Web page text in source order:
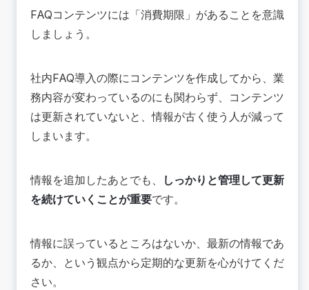
FAQコンテンツには「消費期限」があることを意識
しましょう。
社内FAQ導入の際にコンテンツを作成してから、業
務内容が変わっているのにも関わらず、コンテンツ
は更新されていないと、情報が古く使う人が減って
しまいます。
情報を追加したあとでも、
しっかりと管理して更新
を続けていくことが重要です。
情報に誤っているところはないか、最新の情報であ
るか、という観点から定期的な更新を心がけてくだ
さい。